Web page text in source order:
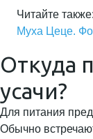
Читайте также:
Муха Цеце.
Откуда
усачи?
Для питания
Обычно